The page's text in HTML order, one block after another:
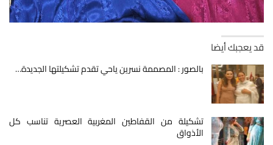
قد يعجبك أيضا
بالصور : المصممة نسرين ياحي تقدم تشكيلتها الجديدة…
تشكيلة من القفاطين المغربية العصرية تناسب كل
الأذواق